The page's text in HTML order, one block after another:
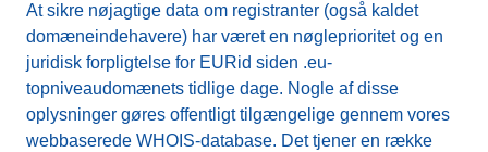
At sikre nøjagtige data om registranter (også kaldet
domæneindehavere) har været en nøgleprioritet og en
juridisk forpligtelse for EURid siden .eu-
topniveaudomænets tidlige dage. Nogle af disse
oplysninger gøres offentligt tilgængelige gennem vores
webbaserede WHOIS-database. Det tjener en række